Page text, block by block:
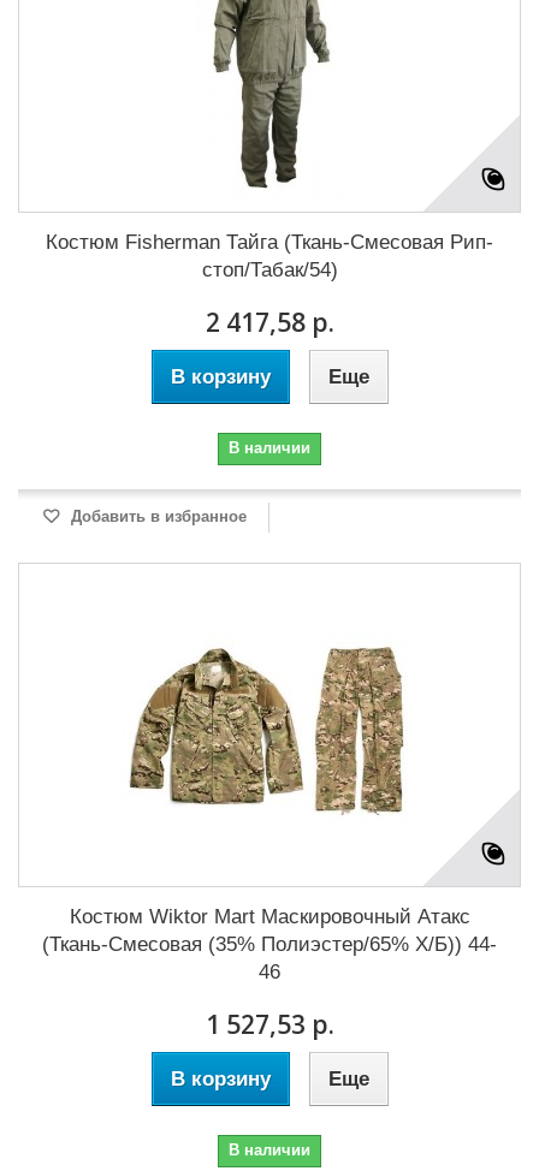
Костюм Fisherman Тайга (Ткань-Смесовая Рип-
стоп/Табак/54)
2 417,58 р.
В корзину Еще
В наличии
Добавить в избранное
Костюм Wiktor Mart Маскировочный Атакс
(Ткань-Смесовая (35% Полиэстер/65% Х/Б)) 44-
46
1 527,53 р.
В корзину Еще
В наличии